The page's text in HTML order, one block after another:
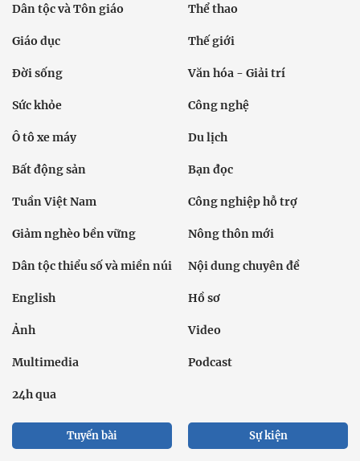
Dân tộc và Tôn giáo Thể thao
Giáo dục Thế giới
Đời sống Văn hóa - Giải trí
Sức khỏe Công nghệ
Ô tô xe máy Du lịch
Bất động sản Bạn đọc
Tuần Việt Nam Công nghiệp hỗ trợ
Giảm nghèo bền vững Nông thôn mới
Dân tộc thiểu số và miền núi Nội dung chuyên đề
English Hồ sơ
Ảnh Video
Multimedia Podcast
24h qua
Tuyến bài Sự kiện